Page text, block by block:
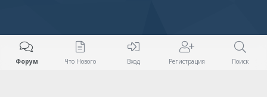
Форум Что Нового Вход Регистрация Поиск